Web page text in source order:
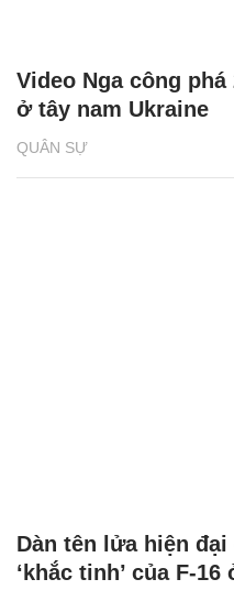
QUÂN SỰ
Video Nga công
ở tây nam Ukraine
Dàn tên lửa hiện
‘khắc tinh’ của F-16